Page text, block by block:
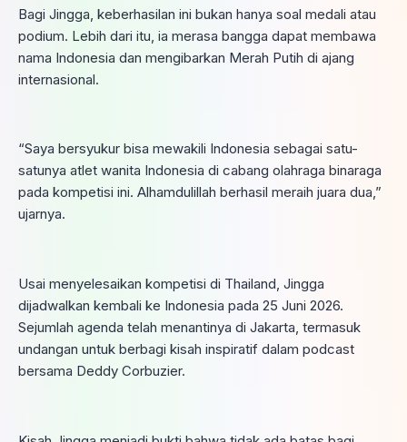
Bagi Jingga, keberhasilan ini bukan hanya soal medali atau
podium. Lebih dari itu, ia merasa bangga dapat membawa
nama Indonesia dan mengibarkan Merah Putih di ajang
internasional.
“Saya bersyukur bisa mewakili Indonesia sebagai satu-
satunya atlet wanita Indonesia di cabang olahraga binaraga
pada kompetisi ini. Alhamdulillah berhasil meraih juara dua,”
ujarnya.
Usai menyelesaikan kompetisi di Thailand, Jingga
dijadwalkan kembali ke Indonesia pada 25 Juni 2026.
Sejumlah agenda telah menantinya di Jakarta, termasuk
undangan untuk berbagi kisah inspiratif dalam podcast
bersama Deddy Corbuzier.